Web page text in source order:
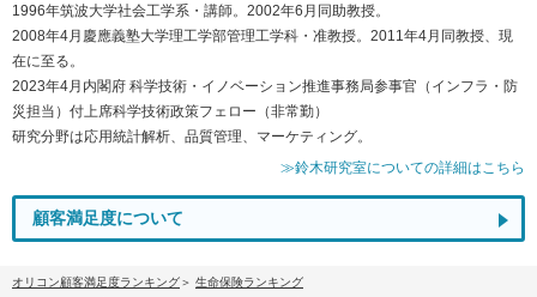
1996年筑波大学社会工学系・講師。2002年6月同助教授。
2008年4月慶應義塾大学理工学部管理工学科・准教授。2011年4月同教授、現
在に至る。
2023年4月内閣府 科学技術・イノベーション推進事務局参事官（インフラ・防
災担当）付上席科学技術政策フェロー（非常勤）
研究分野は応用統計解析、品質管理、マーケティング。
≫鈴木研究室についての詳細はこちら
顧客満足度について
オリコン顧客満足度ランキング
生命保険ランキング